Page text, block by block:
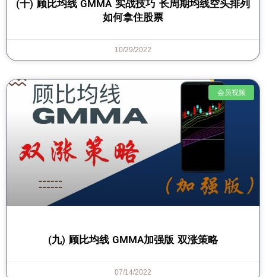
(十) 顾比均线 GMMA 实战技巧 长周期均线空头排列
如何拿住股票
10/29/2022
会员视频
(九) 顾比均线 GMMA加强版 双涨策略
07/14/2022